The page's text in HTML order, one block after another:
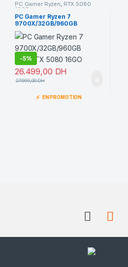
PC Gamer Ryzen, RTX 5080
16GB
PC Gamer Ryzen 7
9700X/32GB/960GB
SSD/RTX 5080 16GO
-5%
26.499,00 DH
27.990,00DH
⚡ EN PROMOTION